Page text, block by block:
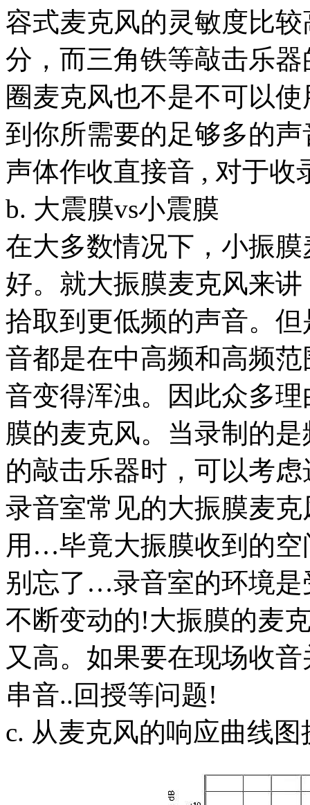
容式麦克风的灵敏度比
分，而三角铁等敲击乐
圈麦克风也不是不可以
到你所需要的足够多的
声体作收直接音 , 对于收
b. 大震膜vs小震膜
在大多数情况下，小振
好。就大振膜麦克风来
拾取到更低频的声音。
音都是在中高频和高频
音变得浑浊。因此众多
膜的麦克风。当录制的
的敲击乐器时，可以考
录音室常见的大振膜麦
用…毕竟大振膜收到的
别忘了…录音室的环境是
不断变动的!大振膜的麦
又高。如果要在现场收
串音..回授等问题!
c. 从麦克风的响应曲线